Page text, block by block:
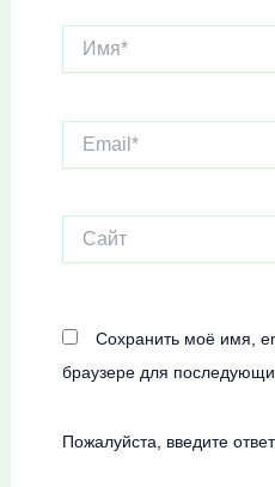
Сайт
Сохранить моё имя,
браузере для
Пожалуйста, введите